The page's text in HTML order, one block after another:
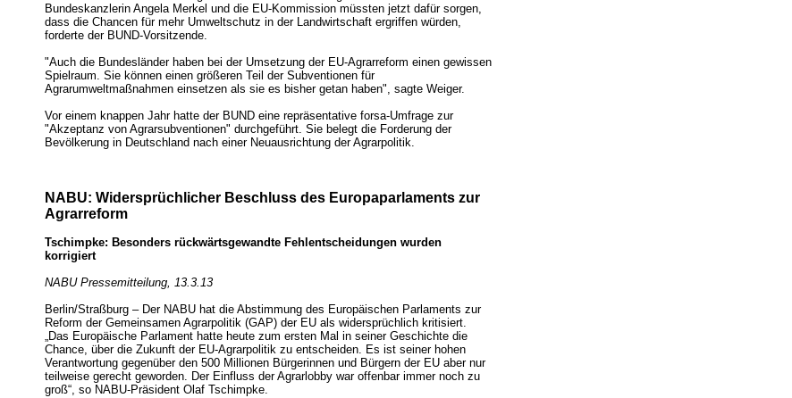
Bundeskanzlerin Angela Merkel und die EU-Kommission müssten jetzt dafür sorgen,
dass die Chancen für mehr Umweltschutz in der Landwirtschaft ergriffen würden,
forderte der BUND-Vorsitzende.
"Auch die Bundesländer haben bei der Umsetzung der EU-Agrarreform einen gewissen
Spielraum. Sie können einen größeren Teil der Subventionen für
Agrarumweltmaßnahmen einsetzen als sie es bisher getan haben", sagte Weiger.
Vor einem knappen Jahr hatte der BUND eine repräsentative forsa-Umfrage zur
"Akzeptanz von Agrarsubventionen" durchgeführt. Sie belegt die Forderung der
Bevölkerung in Deutschland nach einer Neuausrichtung der Agrarpolitik.
NABU: Widersprüchlicher Beschluss des Europaparlaments zur
Agrarreform
Tschimpke: Besonders rückwärtsgewandte Fehlentscheidungen wurden
korrigiert
NABU Pressemitteilung, 13.3.13
Berlin/Straßburg – Der NABU hat die Abstimmung des Europäischen Parlaments zur
Reform der Gemeinsamen Agrarpolitik (GAP) der EU als widersprüchlich kritisiert.
„Das Europäische Parlament hatte heute zum ersten Mal in seiner Geschichte die
Chance, über die Zukunft der EU-Agrarpolitik zu entscheiden. Es ist seiner hohen
Verantwortung gegenüber den 500 Millionen Bürgerinnen und Bürgern der EU aber nur
teilweise gerecht geworden. Der Einfluss der Agrarlobby war offenbar immer noch zu
groß“, so NABU-Präsident Olaf Tschimpke.